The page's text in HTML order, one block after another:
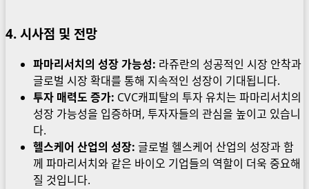
4. 시사점 및 전망
파마리서치의 성장 가능성: 라쥬란의 성공적인 시장 안착과
글로벌 시장 확대를 통해 지속적인 성장이 기대됩니다.
투자 매력도 증가: CVC캐피탈의 투자 유치는 파마리서치의
성장 가능성을 입증하며, 투자자들의 관심을 높이고 있습니
다.
헬스케어 산업의 성장: 글로벌 헬스케어 산업의 성장과 함
께 파마리서치와 같은 바이오 기업들의 역할이 더욱 중요해
질 것입니다.